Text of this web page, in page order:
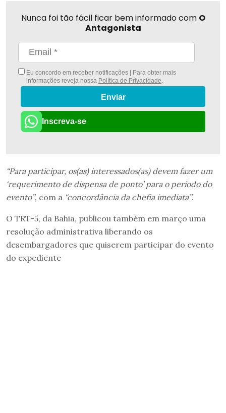
Nunca foi tão fácil ficar bem informado com O
Antagonista
Eu concordo em receber notificações | Para obter mais
informações reveja nossa Política de Privacidade
Enviar
Inscreva-se
“Para participar, os(as) interessados(as) devem fazer um
‘requerimento de dispensa de ponto’ para o período do
evento”, com a “concordância da chefia imediata”.
O TRT-5, da Bahia, publicou também em março uma
resolução administrativa liberando os
desembargadores que quiserem participar do evento
do expediente